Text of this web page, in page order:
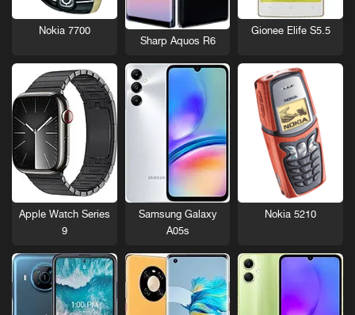
Gionee Elife S5.5
Sharp Aquos R6
Nokia 7700
Nokia 5210
Samsung Galaxy
A05s
Apple Watch Series
9